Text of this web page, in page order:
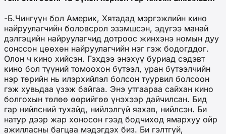
-Б.Чингүүн бол Америк, Хятадад мэргэжлийн кино
найруулагчийн боловсрол эзэмшсэн, эдүгээ манай
дэлгэцийн найруулагчид дотроос жинхэнэ номын дуу
сонссон цөөхөн найруулагчийн нэг гэж бодогддог.
Олон ч кино хийсэн. Гэхдээ энэхүү буриад сэдэвт
кино бол түүний томоохон бүтээл, уран бүтээлчийн
нэр төрийн нь илэрхийлэл болсон туурвил болсоон
гэж хувьдаа үзэж байгаа. Энэ утгаараа сайхан кино
болгохын төлөө өөрийгөө үнэхээр дайчилсан. Бид
гар нийлсний тухайд, нийлэлгүй яахав, нийлсэн. Би
натур дээр жар хоносон гээд бодчиход ямархуу ойр
ажилласны багцаа мэдэгдэх биз. Би гэлтгүй,